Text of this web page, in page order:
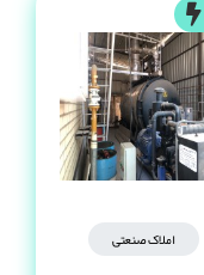
املاک صنعتی